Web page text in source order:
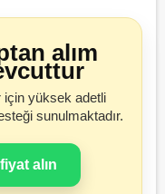
alım
için yüksek adetli
sunulmaktadır.
alın